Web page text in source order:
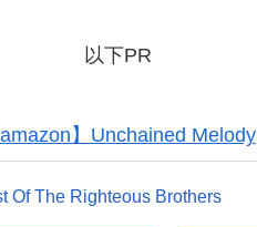
以下PR
amazon】Unchained Melody
Of The Righteous Brothers